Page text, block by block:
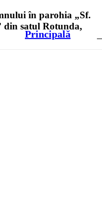
Principală
în parohia „Sf.
satul Rotunda,